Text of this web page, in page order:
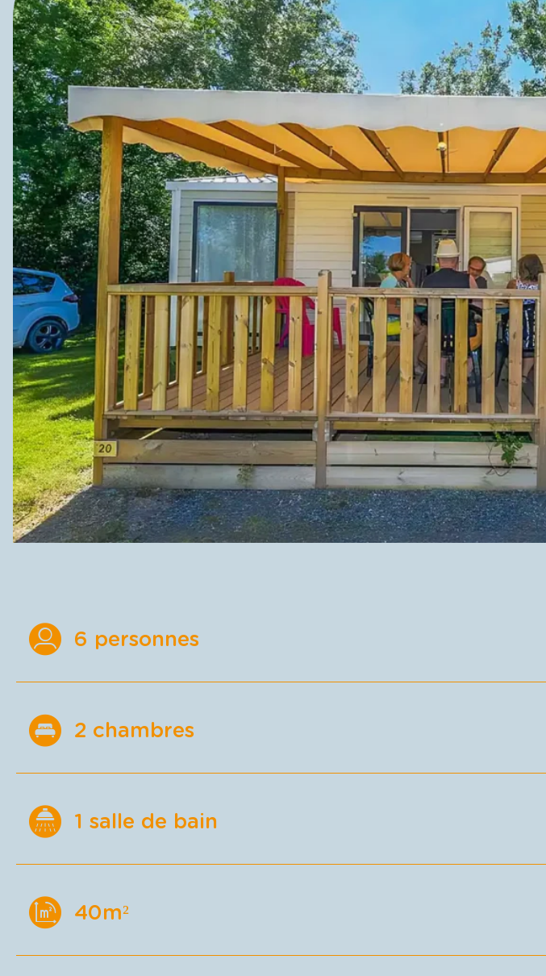
6 personnes
2 chambres
1 salle de bain
40m²